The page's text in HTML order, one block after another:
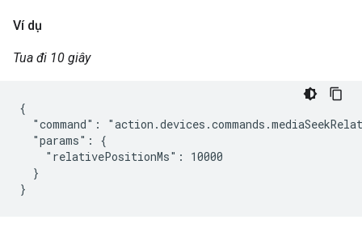
Ví dụ
Tua đi 10 giây
{
"command":
  "params": {
    "relativePositionMs": 10000
  }
}